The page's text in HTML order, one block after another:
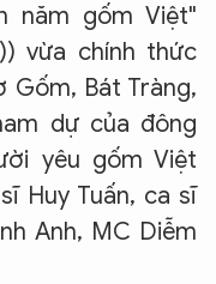
năm gốm Việt"
vừa chính thức
Gốm, Bát Tràng,
dự của đông
yêu gốm Việt
Huy Tuấn, ca sĩ
Anh, MC Diễm